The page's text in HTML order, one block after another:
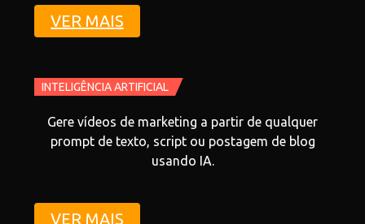
VER MAIS
INTELIGÊNCIA ARTIFICIAL
Gere vídeos de marketing a partir de qualquer
prompt de texto, script ou postagem de blog
usando IA.
VER MAIS